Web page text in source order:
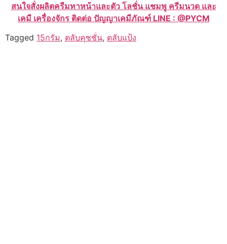
สนใจสั่งผลิตครีมทาหน้าและตัว โลชั่น แชมพู ครีมนวด และ
เคมี เครื่องจักร ติดต่อ ปัญญาเคมีภัณฑ์ LINE : @PYCM
Tagged 15กรัม, ตลับคุชชั่น, ตลับแป้ง